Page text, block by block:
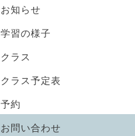
お知らせ
学習の様子
クラス
クラス予定表
予約
お問い合わせ